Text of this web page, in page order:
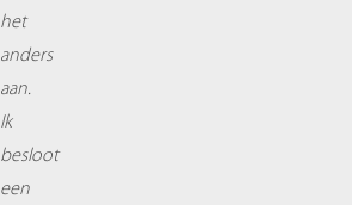
het
anders
aan.
Ik
besloot
een